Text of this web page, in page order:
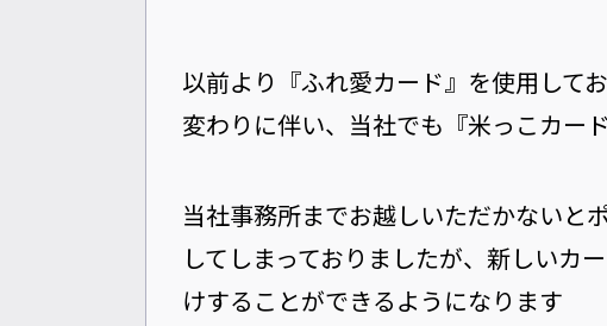
以前より『ふれ愛カード』を使用して
変わりに伴い、当社でも『米っこカー
当社事務所までお越しいただかないと
してしまっておりましたが、新しいカ
けすることができるようになります